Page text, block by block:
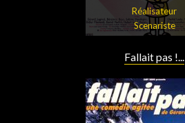
Réalisateur
Scenariste
Fallait pas !...